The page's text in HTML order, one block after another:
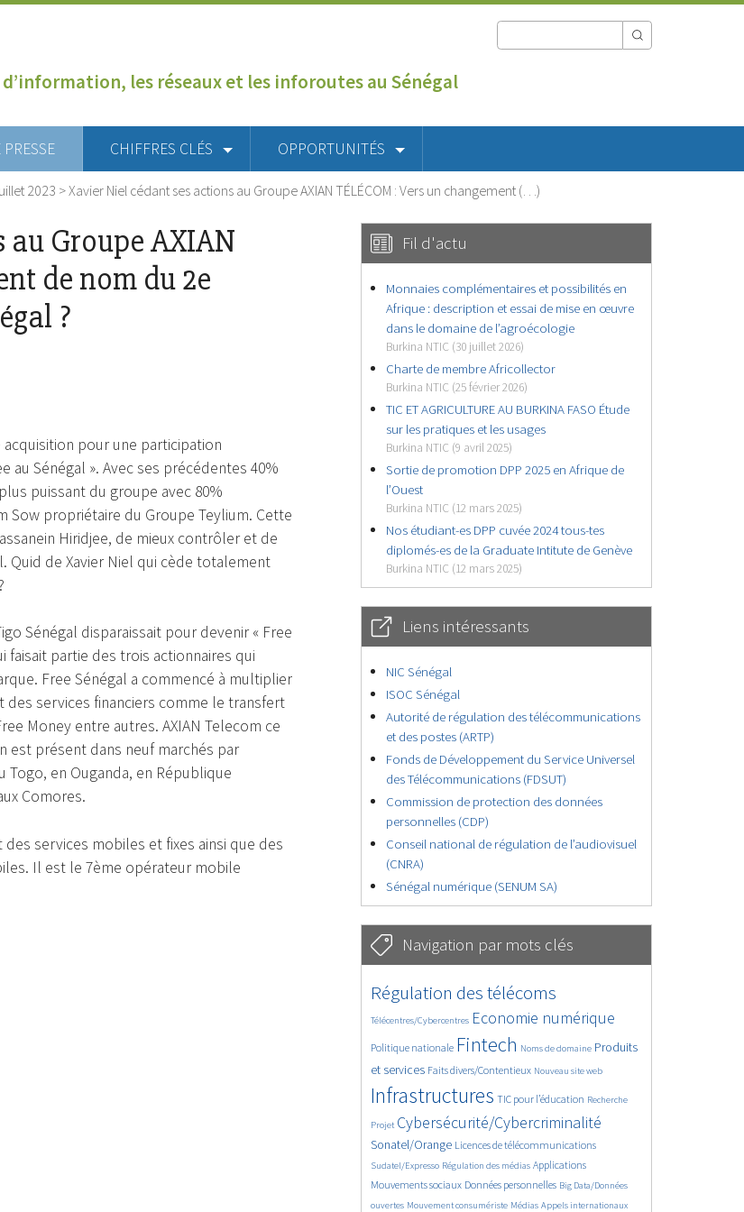
les réseaux et les inforoutes au Sénégal
CHIFFRES CLÉS OPPORTUNITÉS
2023 >Xavier Niel cédant ses actions au Groupe AXIAN TÉLÉCOM : Vers un changement (…)
Groupe AXIAN
de nom du 2e
?
acquisition pour une participation
au Sénégal ». Avec ses précédentes 40%
puissant du groupe avec 80%
Sow propriétaire du Groupe Teylium. Cette
Hiridjee, de mieux contrôler et de
Quid de Xavier Niel qui cède totalement
Sénégal disparaissait pour devenir « Free
faisait partie des trois actionnaires qui
Free Sénégal a commencé à multiplier
services financiers comme le transfert
Money entre autres. AXIAN Telecom ce
est présent dans neuf marchés par
Togo, en Ouganda, en République
Comores.
services mobiles et fixes ainsi que des
Il est le 7ème opérateur mobile
Fil d'actu
Monnaies complémentaires et possibilités en
Afrique : description et essai de mise en œuvre
dans le domaine de l’agroécologie
Burkina NTIC (30 juillet 2026)
Charte de membre Africollector
Burkina NTIC (25 février 2026)
TIC ET AGRICULTURE AU BURKINA FASO Étude
sur les pratiques et les usages
Burkina NTIC (9 avril 2025)
Sortie de promotion DPP 2025 en Afrique de
l’Ouest
Burkina NTIC (12 mars 2025)
Nos étudiant-es DPP cuvée 2024 tous-tes
diplomés-es de la Graduate Intitute de Genève
Burkina NTIC (12 mars 2025)
Liens intéressants
NIC Sénégal
ISOC Sénégal
Autorité de régulation des télécommunications
et des postes (ARTP)
Fonds de Développement du Service Universel
des Télécommunications (FDSUT)
Commission de protection des données
personnelles (CDP)
Conseil national de régulation de l’audiovisuel
(CNRA)
Sénégal numérique (SENUM SA)
Navigation par mots clés
4653/5774
Régulation des télécoms
359/5774
Télécentres/Cybercentres
3786/5774 Economie numérique
1880/5774
Politique nationale
5218/5774 Fintech
685/5774
Noms de domaine
2473/5774
Produits
et services
1616/5774 Faits divers/Contentieux
850/5774 Nouveau site web
5774/5774
Infrastructures
1834/5774
TIC pour l’éducation
211/5774
Recherche
252/5774
Projet
3689/5774Cybersécurité/Cybercriminalité
2326/5774
Sonatel/Orange
1630/5774 Licences de télécommunications
295/5774
Sudatel/Expresso
1020/5774 Régulation des médias
1533/5774 Applications
1255/5774
Mouvements sociaux
1667/5774 Données personnelles
147/5774
Big Data/Données
ouvertes
627/5774Mouvement consumériste
369/5774 Médias
755/5774
Appels internationaux